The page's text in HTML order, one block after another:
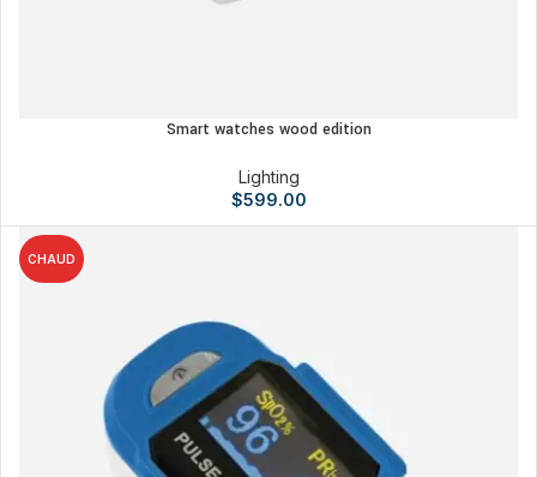
Smart watches wood edition
Lighting
$599.00
CHAUD